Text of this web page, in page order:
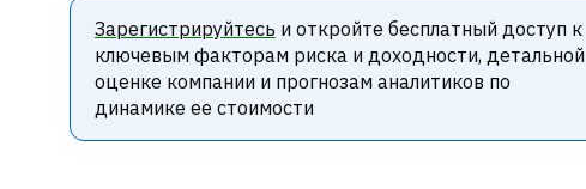
Зарегистрируйтесь и откройте бесплатный доступ к
ключевым факторам риска и доходности, детальной
оценке компании и прогнозам аналитиков по
динамике ее стоимости